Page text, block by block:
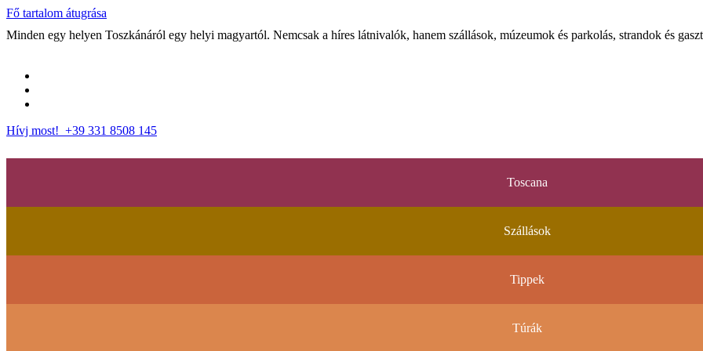
Fő tartalom átugrása
Minden egy helyen Toszkánáról egy helyi magyartól. Nemcsak a híres látnivalók, hanem szállások, múzeumok és parkolás, strandok és
Hívj most! +39 331 8508 145
Toscana
Szállások
Tippek
Túrák